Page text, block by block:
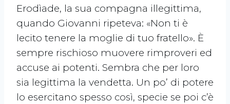
Erodìade, la sua compagna illegittima,
quando Giovanni ripeteva: «Non ti è
lecito tenere la moglie di tuo fratello». È
sempre rischioso muovere rimproveri ed
accuse ai potenti. Sembra che per loro
sia legittima la vendetta. Un po’ di potere
lo esercitano spesso così, specie se poi c’è